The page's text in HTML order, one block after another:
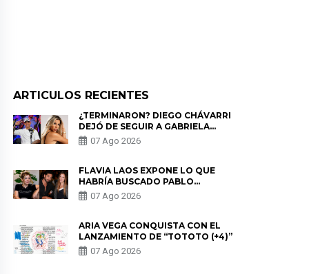
ARTICULOS RECIENTES
¿TERMINARON? DIEGO CHÁVARRI
DEJÓ DE SEGUIR A GABRIELA
HERRERA Y ANUNCIA SU SALIDA
DE PÓDCAST
07 Ago 2026
FLAVIA LAOS EXPONE LO QUE
HABRÍA BUSCADO PABLO
HEREDIA CON ALE FULLER: “UNA
DE LAS PARTES QUERÍA EL
07 Ago 2026
ARIA VEGA CONQUISTA CON EL
LANZAMIENTO DE “TOTOTO (+4)”
07 Ago 2026